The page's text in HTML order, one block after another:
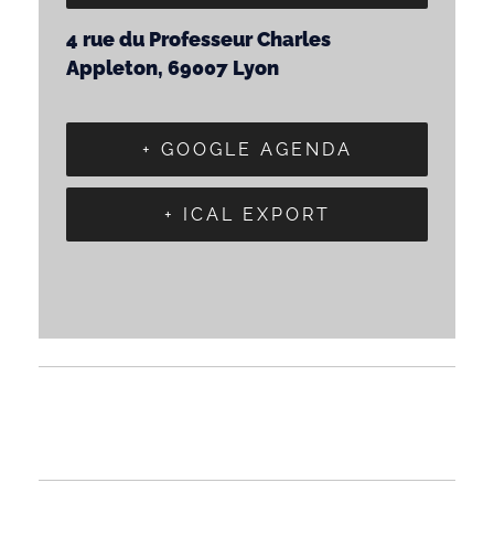
4 rue du Professeur Charles
Appleton, 69007 Lyon
+ GOOGLE AGENDA
+ ICAL EXPORT